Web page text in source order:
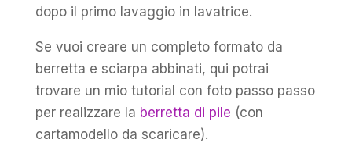
dopo il primo lavaggio in lavatrice.
Se vuoi creare un completo formato da
berretta e sciarpa abbinati, qui potrai
trovare un mio tutorial con foto passo passo
per realizzare la berretta di pile (con
cartamodello da scaricare).